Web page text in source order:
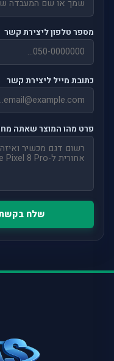
מספר טלפון ליצירת קשר
כתובת מייל ליצירת קשר
פרט מהו המוצר שאתה
שלח בקשת